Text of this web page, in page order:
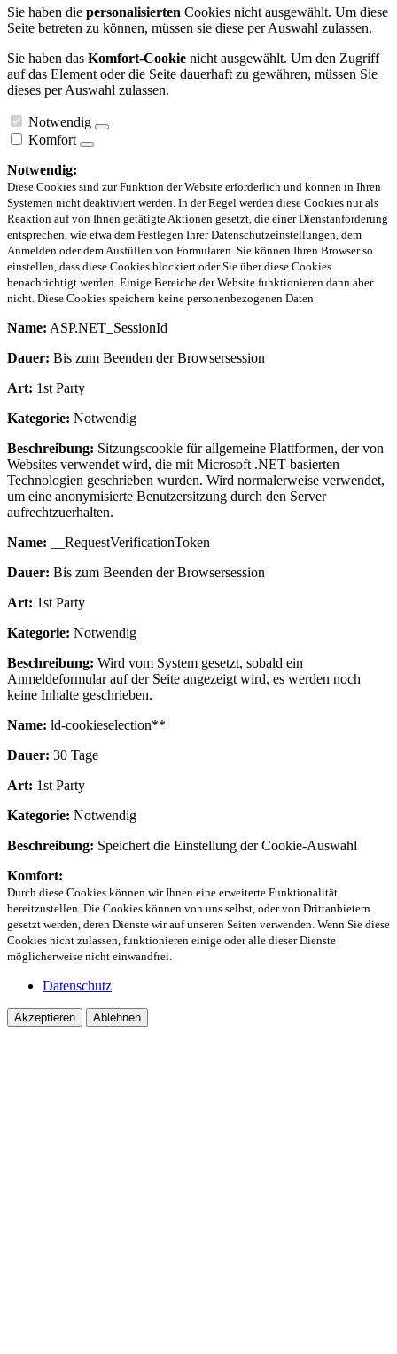
Sie haben die personalisierten Cookies nicht ausgewählt. Um diese
Seite betreten zu können, müssen sie diese per Auswahl zulassen.
Sie haben das Komfort-Cookie nicht ausgewählt. Um den Zugriff
auf das Element oder die Seite dauerhaft zu gewähren, müssen Sie
dieses per Auswahl zulassen.
Notwendig
Komfort
Notwendig:
Diese Cookies sind zur Funktion der Website erforderlich und können in Ihren
Systemen nicht deaktiviert werden. In der Regel werden diese Cookies nur als
Reaktion auf von Ihnen getätigte Aktionen gesetzt, die einer Dienstanforderung
entsprechen, wie etwa dem Festlegen Ihrer Datenschutzeinstellungen, dem
Anmelden oder dem Ausfüllen von Formularen. Sie können Ihren Browser so
einstellen, dass diese Cookies blockiert oder Sie über diese Cookies
benachrichtigt werden. Einige Bereiche der Website funktionieren dann aber
nicht. Diese Cookies speichern keine personenbezogenen Daten.
Name: ASP.NET_SessionId
Dauer: Bis zum Beenden der Browsersession
Art: 1st Party
Kategorie: Notwendig
Beschreibung: Sitzungscookie für allgemeine Plattformen, der von
Websites verwendet wird, die mit Microsoft .NET-basierten
Technologien geschrieben wurden. Wird normalerweise verwendet,
um eine anonymisierte Benutzersitzung durch den Server
aufrechtzuerhalten.
Name: __RequestVerificationToken
Dauer: Bis zum Beenden der Browsersession
Art: 1st Party
Kategorie: Notwendig
Beschreibung: Wird vom System gesetzt, sobald ein
Anmeldeformular auf der Seite angezeigt wird, es werden noch
keine Inhalte geschrieben.
Name: ld-cookieselection**
Dauer: 30 Tage
Art: 1st Party
Kategorie: Notwendig
Beschreibung: Speichert die Einstellung der Cookie-Auswahl
Komfort:
Durch diese Cookies können wir Ihnen eine erweiterte Funktionalität
bereitzustellen. Die Cookies können von uns selbst, oder von Drittanbietern
gesetzt werden, deren Dienste wir auf unseren Seiten verwenden. Wenn Sie diese
Cookies nicht zulassen, funktionieren einige oder alle dieser Dienste
möglicherweise nicht einwandfrei.
Datenschutz
Akzeptieren Ablehnen